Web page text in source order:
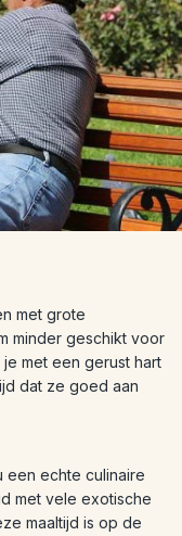
met grote
minder geschikt voor
met een gerust hart
dat ze goed aan
een echte culinaire
met vele exotische
maaltijd is op de